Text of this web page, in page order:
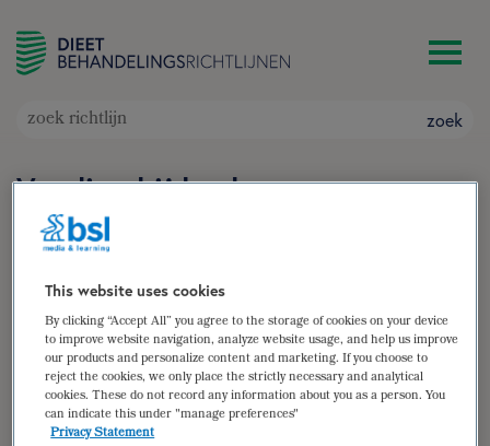
zoek
Voeding bij kanker
Doelgroep: Patiënten met kanker
Auteur(s):Janka Dommerholt
samenvatting
(para)medische gegevens
diëtistische gegevens
This website uses cookies
By clicking “Accept All” you agree to the storage of cookies on your device
to improve website navigation, analyze website usage, and help us improve
our products and personalize content and marketing. If you choose to
reject the cookies, we only place the strictly necessary and analytical
cookies. These do not record any information about you as a person. You
can indicate this under "manage preferences"
Privacy Statement